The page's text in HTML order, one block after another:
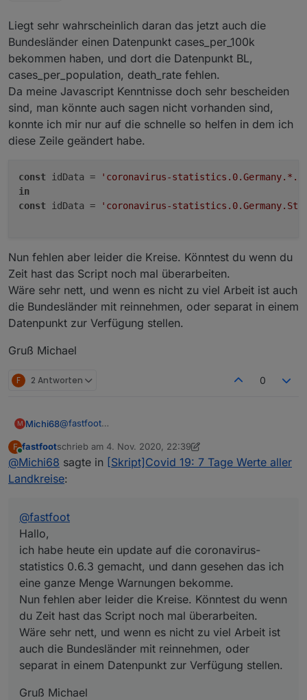
Liegt sehr wahrscheinlich daran das jetzt auch die
Bundesländer einen Datenpunkt cases_per_100k
bekommen haben, und dort die Datenpunkt BL,
cases_per_population, death_rate fehlen.
Da meine Javascript Kenntnisse doch sehr bescheiden
sind, man könnte auch sagen nicht vorhanden sind,
konnte ich mir nur auf die schnelle so helfen in dem ich
diese Zeile geändert habe.
const idData =
'coronavirus-
in
const idData = 'coronavirus-
Nun fehlen aber leider die Kreise. Könntest du wenn du
Zeit hast das Script noch mal überarbeiten.
Wäre sehr nett, und wenn es nicht zu viel Arbeit ist auch
die Bundesländer mit reinnehmen, oder separat in einem
Datenpunkt zur Verfügung stellen.
Gruß Michael
F 2 Antworten 0
M Michi68@fastfoot
ich habe heute ein update auf die coronavirus-
statistics 0.6.3 gemacht, und dann gesehen das ich
eine ganze Menge Warnungen bekomme.
Spoiler
Bundesländer einen Datenpunkt cases_per_100k
Da meine Javascript Kenntnisse doch sehr
bescheiden sind, man könnte auch sagen nicht
vorhanden sind, konnte ich mir nur auf die schnelle so
helfen in dem ich diese Zeile geändert habe.
const idData = 'coronavirus-
du Zeit hast das Script noch mal überarbeiten.
Wäre sehr nett, und wenn es nicht zu viel Arbeit ist
auch die Bundesländer mit reinnehmen, oder separat
in einem Datenpunkt zur Verfügung stellen.
Gruß Michael
F
Online
fastfootschrieb am 4. Nov. 2020, 22:39
zuletzt editiert von fastfoot11. Mai 2020, 00:43
@Michi68 sagte in [Skript]Covid 19: 7 Tage Werte aller
Landkreise:
@fastfoot
Hallo,
ich habe heute ein update auf die coronavirus-
statistics 0.6.3 gemacht, und dann gesehen das ich
eine ganze Menge Warnungen bekomme.
Nun fehlen aber leider die Kreise. Könntest du wenn
du Zeit hast das Script noch mal überarbeiten.
Wäre sehr nett, und wenn es nicht zu viel Arbeit ist
auch die Bundesländer mit reinnehmen, oder
separat in einem Datenpunkt zur Verfügung stellen.
Gruß Michael